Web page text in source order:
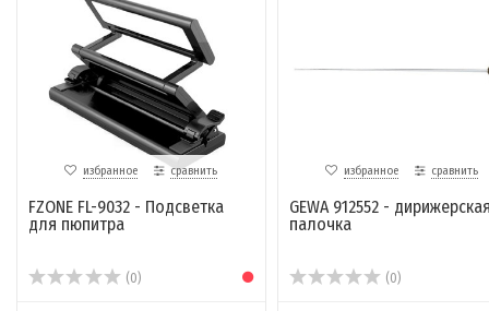
избранное сравнить
FZONE FL-9032 - Подсветка
для пюпитра
(0)
избранное сравнить
GEWA 912552 -
палочка
(0)